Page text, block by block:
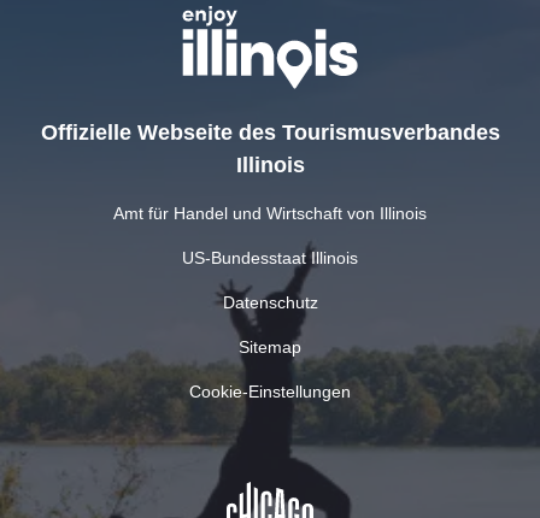
Offizielle Webseite des Tourismusverbandes
Illinois
Amt für Handel und Wirtschaft von Illinois
US-Bundesstaat Illinois
Datenschutz
Sitemap
Cookie-Einstellungen